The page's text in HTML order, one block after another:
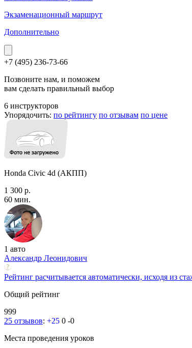
Экзаменационный маршрут
Дополнительно
+7 (495) 236-73-66
Позвоните нам, и поможем
вам сделать правильный выбор
6 инструкторов
Упорядочить: по рейтингу по отзывам по цене
Honda Civic 4d (АКПП)
1 300 р.
60 мин.
1 авто
Александр Леонидович
Рейтинг расчитывается автоматически, исходя из
Общий рейтинг
999
25 отзывов: +25 0 -0
Места проведения уроков